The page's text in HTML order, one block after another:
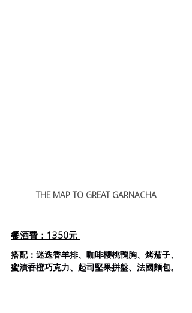
THE MAP TO GREAT GARNACHA
餐酒費：1350元
搭配： 迷迭香羊排、咖啡櫻桃鴨胸、烤茄子、
蜜漬香橙巧克力、起司堅果拼盤、法國麵包。